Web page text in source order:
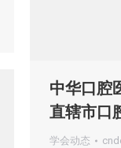
中华口腔
直辖市口
学会动态